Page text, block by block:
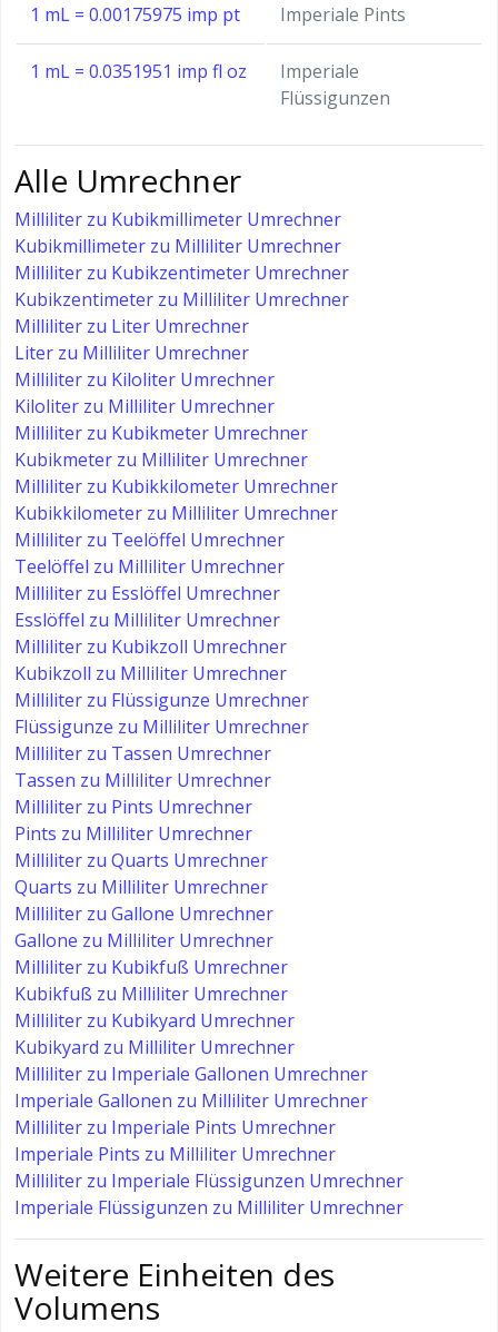
1 mL = 0.00175975 imp pt Imperiale Pints
1 mL = 0.0351951 imp fl oz
Imperiale
Flüssigunzen
Alle Umrechner
Milliliter zu Kubikmillimeter Umrechner
Kubikmillimeter zu Milliliter Umrechner
Milliliter zu Kubikzentimeter Umrechner
Kubikzentimeter zu Milliliter Umrechner
Milliliter zu Liter Umrechner
Liter zu Milliliter Umrechner
Milliliter zu Kiloliter Umrechner
Kiloliter zu Milliliter Umrechner
Milliliter zu Kubikmeter Umrechner
Kubikmeter zu Milliliter Umrechner
Milliliter zu Kubikkilometer Umrechner
Kubikkilometer zu Milliliter Umrechner
Milliliter zu Teelöffel Umrechner
Teelöffel zu Milliliter Umrechner
Milliliter zu Esslöffel Umrechner
Esslöffel zu Milliliter Umrechner
Milliliter zu Kubikzoll Umrechner
Kubikzoll zu Milliliter Umrechner
Milliliter zu Flüssigunze Umrechner
Flüssigunze zu Milliliter Umrechner
Milliliter zu Tassen Umrechner
Tassen zu Milliliter Umrechner
Milliliter zu Pints Umrechner
Pints zu Milliliter Umrechner
Milliliter zu Quarts Umrechner
Quarts zu Milliliter Umrechner
Milliliter zu Gallone Umrechner
Gallone zu Milliliter Umrechner
Milliliter zu Kubikfuß Umrechner
Kubikfuß zu Milliliter Umrechner
Milliliter zu Kubikyard Umrechner
Kubikyard zu Milliliter Umrechner
Milliliter zu Imperiale Gallonen Umrechner
Imperiale Gallonen zu Milliliter Umrechner
Milliliter zu Imperiale Pints Umrechner
Imperiale Pints zu Milliliter Umrechner
Milliliter zu Imperiale Flüssigunzen Umrechner
Imperiale Flüssigunzen zu Milliliter Umrechner
Weitere Einheiten des
Volumens